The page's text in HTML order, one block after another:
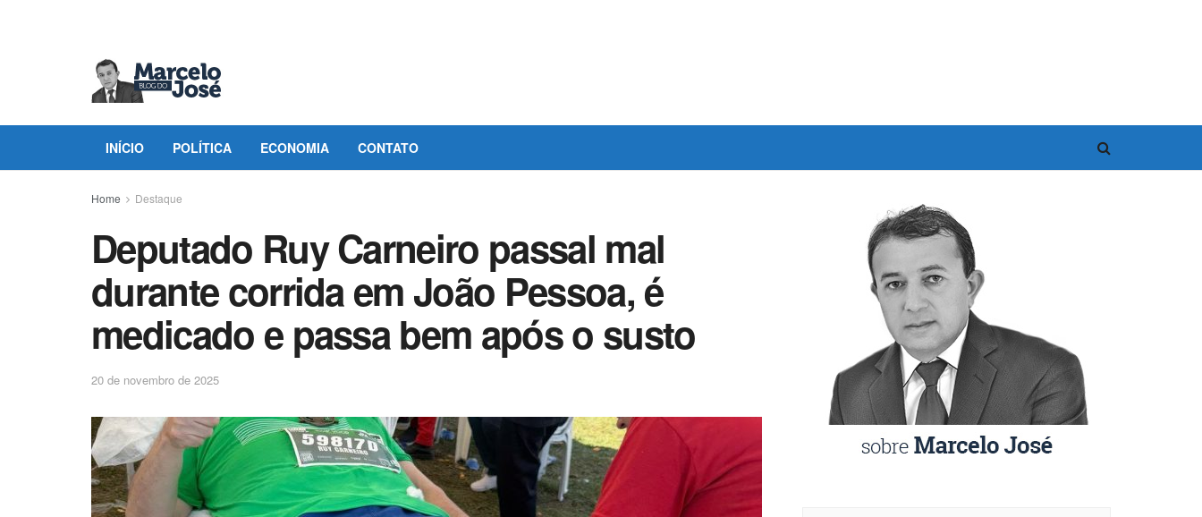
INÍCIO POLÍTICA ECONOMIA CONTATO
Home Destaque
Deputado Ruy Carneiro passal mal
durante corrida em João Pessoa, é
medicado e passa bem após o susto
20 de novembro de 2025